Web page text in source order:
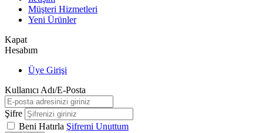
Müşteri Hizmetleri
Yeni Ürünler
Kapat
Hesabım
Üye Girişi
Kullanıcı Adı/E-Posta
Şifre
Beni Hatırla Şifremi Unuttum